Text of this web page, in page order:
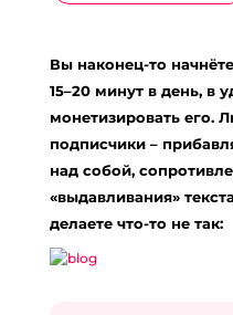
Вы наконец-то
15–20 минут в день, в
монетизировать его.
подписчики –
над собой,
«выдавливания»
делаете что-то не так: